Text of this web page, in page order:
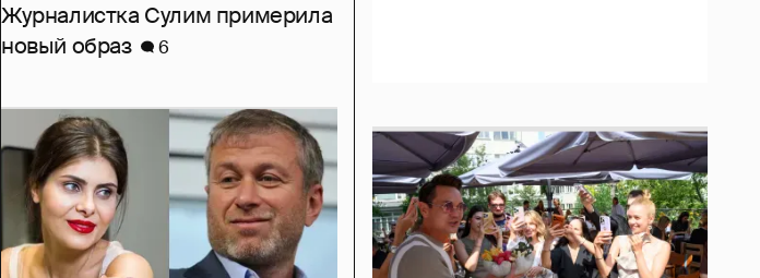
Журналистка Сулим примерила
новый образ
6